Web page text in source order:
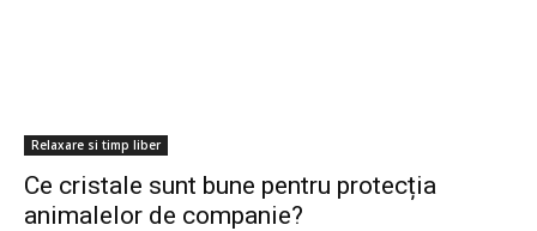
Relaxare si timp liber
Ce cristale sunt bune pentru protecția
animalelor de companie?